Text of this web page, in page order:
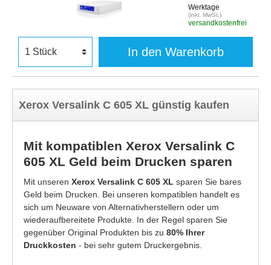
Werktage
(inkl. MwSt.)
versandkostenfrei
In den Warenkorb
Xerox Versalink C 605 XL günstig kaufen
Mit kompatiblen Xerox Versalink C
605 XL Geld beim Drucken sparen
Mit unseren Xerox Versalink C 605 XL sparen Sie bares
Geld beim Drucken. Bei unseren kompatiblen handelt es
sich um Neuware von Alternativherstellern oder um
wiederaufbereitete Produkte. In der Regel sparen Sie
gegenüber Original Produkten bis zu 80% Ihrer
Druckkosten - bei sehr gutem Druckergebnis.